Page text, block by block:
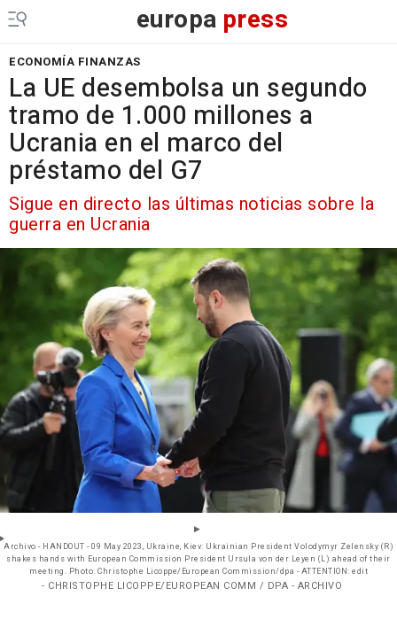
europa press
ECONOMÍA FINANZAS
La UE desembolsa un segundo
tramo de 1.000 millones a
Ucrania en el marco del
préstamo del G7
Sigue en directo las últimas noticias sobre la
guerra en Ucrania
Archivo - HANDOUT - 09 May 2023, Ukraine, Kiev: Ukrainian President Volodymyr Zelensky (R)
shakes hands with European Commission President Ursula von der Leyen (L) ahead of their
meeting. Photo: Christophe Licoppe/European Commission/dpa - ATTENTION: edit
- CHRISTOPHE LICOPPE/EUROPEAN COMM / DPA - ARCHIVO